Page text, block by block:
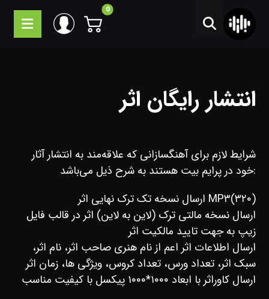
انتشار رایگان اثر
شرایط لازم برای آهنگسازانی که علاقه‌مند به انتشار آثار
خود در پرایم بیت هستند به شرح ذیل می‌باشد:
ارسال نسخه تک ترک نهایی اثر MP۳(۳۲۰)
ارسال نسخه مالتی ترک (لاین به لاین) اثر در قالب فایل
زیپ به جهت تایید مالکیت اثر
ارسال اطلاعات اثر اعم از نام هنری صاحب اثر، نام اثر،
سبک اثر، تعداد ورس، تعداد کروس، ویژگی ها، زمان اثر
ارسال کاوراثر با ابعاد ۱۰۰۰*۱۰۰۰ پیکسل با کیفیت مناسب